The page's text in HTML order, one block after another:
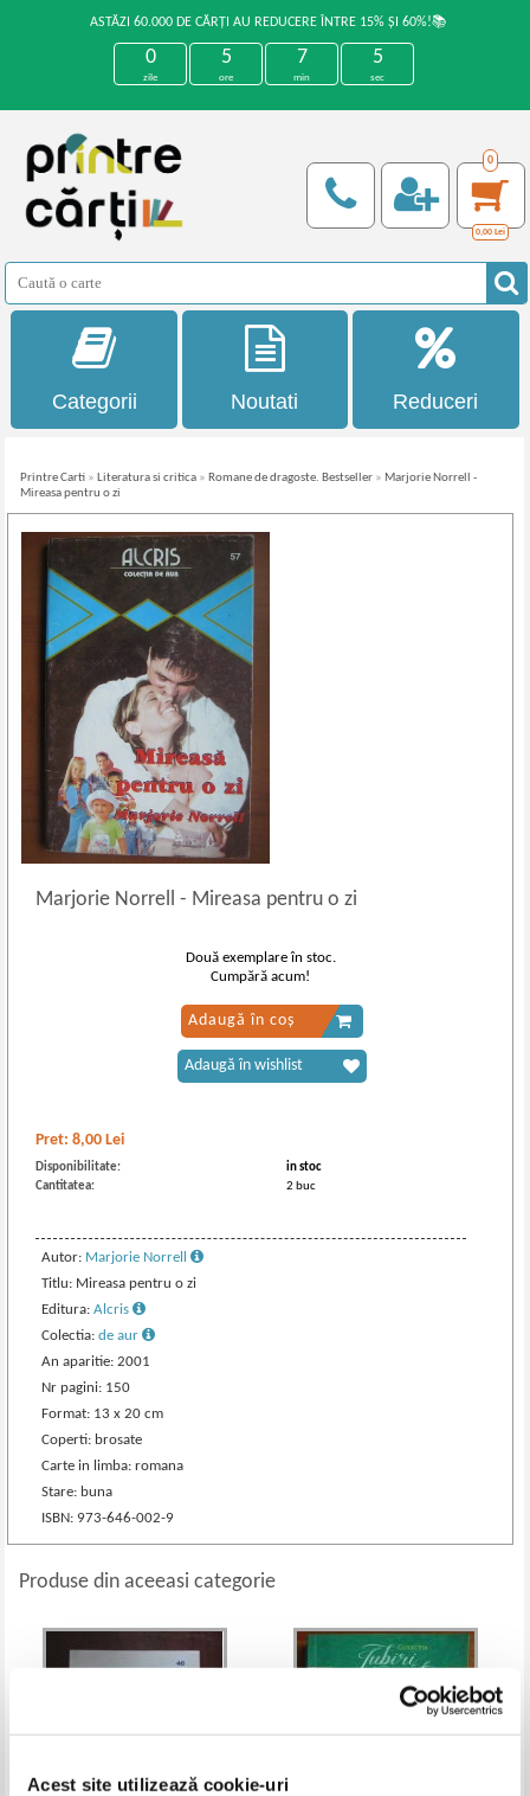
Acest site utilizează cookie-uri
ASTĂZI 60.000 DE CĂRȚI AU REDUCERE ÎNTRE 15% ȘI 60%!📚
0
zile
5
ore
7
min
5
sec
0
0,00 Lei
Categorii Noutati Reduceri
Printre Carti » Literatura si critica » Romane de dragoste. Bestseller » Marjorie Norrell -
Mireasa pentru o zi
Marjorie Norrell- Mireasa pentru o zi
Pret:8,00 Lei
Disponibilitate:
in stoc
Cantitatea:
2 buc
Autor: Marjorie Norrell
Titlu: Mireasa pentru o zi
Editura:Alcris
Colectia:de aur
An aparitie: 2001
Nr pagini: 150
Format: 13 x 20 cm
Coperti: brosate
Carte in limba: romana
Stare: buna
ISBN: 973-646-002-9
Două exemplare în stoc.
Cumpără acum!
Adaugă în coș
Adaugă în wishlist
Produse din aceeasi categorie